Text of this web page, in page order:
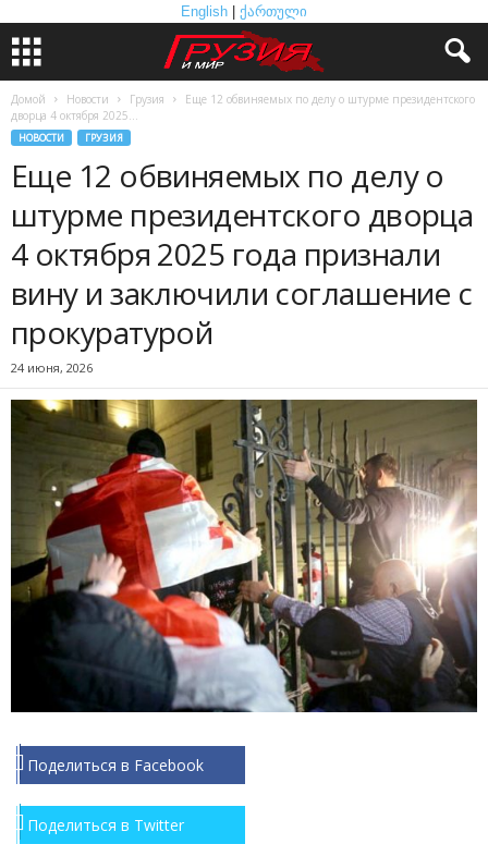
English ქართული
Домой Новости Грузия
Еще 12 обвиняемых по делу о штурме президентского
дворца 4 октября 2025...
НОВОСТИ ГРУЗИЯ
Еще 12 обвиняемых по делу о
штурме президентского дворца
4 октября 2025 года признали
вину и заключили соглашение с
прокуратурой
24 июня, 2026
Поделиться в Facebook
Поделиться в Twitter